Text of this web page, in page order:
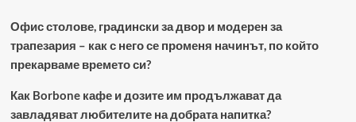
Офис столове, градински за двор и модерен за
трапезария – как с него се променя начинът, по който
прекарваме времето си?
Как Borbone кафе и дозите им продължават да
завладяват любителите на добрата напитка?